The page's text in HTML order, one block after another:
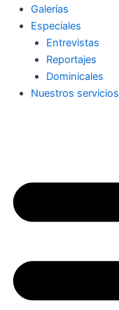
Galerías
Especiales
Entrevistas
Reportajes
Dominicales
Nuestros servicios